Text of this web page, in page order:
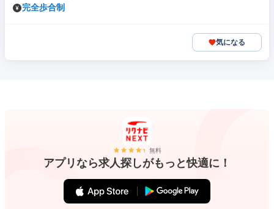
完全歩合制
気になる
無料
アプリなら求人探しがもっと快適に！